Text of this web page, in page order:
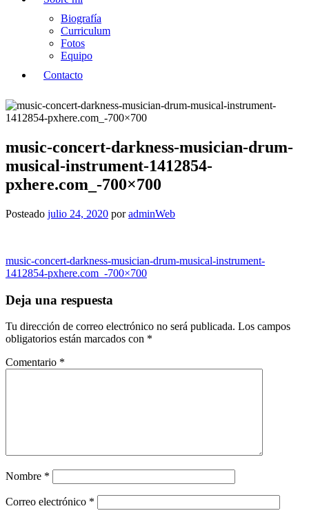
Biografía
Curriculum
Fotos
Equipo
Contacto
music-concert-darkness-musician-drum-
musical-instrument-1412854-
pxhere.com_-700×700
Posteado julio 24, 2020 poradminWeb
Navegación
de
entradas
music-concert-darkness-musician-drum-musical-instrument-
1412854-pxhere.com_-700×700
Deja una respuesta
Tu dirección de correo electrónico no será publicada. Los campos
obligatorios están marcados con *
Comentario *
Nombre *
Correo electrónico *